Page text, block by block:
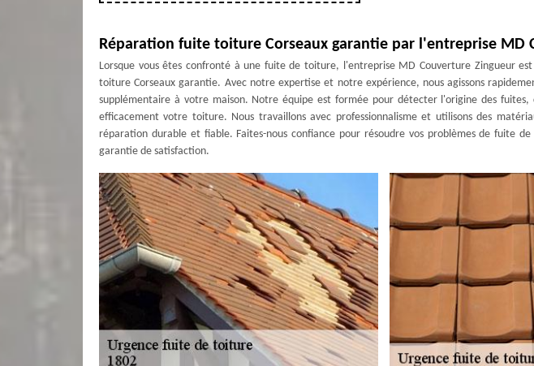
Réparation fuite toiture Corseaux garantie par l'entreprise MD
Lorsque vous êtes confronté à une fuite de toiture, l'entreprise MD Couverture Zingueur
toiture Corseaux garantie. Avec notre expertise et notre expérience, nous agissons
supplémentaire à votre maison. Notre équipe est formée pour détecter l'origine des fuites,
efficacement votre toiture. Nous travaillons avec professionnalisme et utilisons des
réparation durable et fiable. Faites-nous confiance pour résoudre vos problèmes de fuite
garantie de satisfaction.